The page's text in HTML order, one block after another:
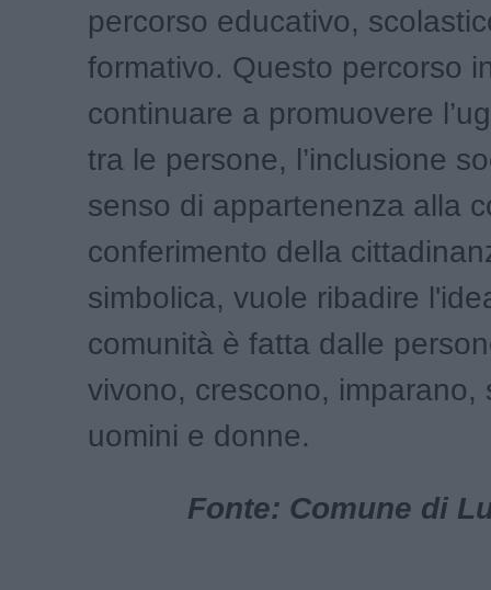
percorso educativo,
formativo. Questo percorso
continuare a promuovere
tra le persone, l’inclusione
senso di appartenenza alla
conferimento della
simbolica, vuole ribadire
comunità è fatta dalle
vivono, crescono, imparano,
uomini e donne.
Fonte: Comune di